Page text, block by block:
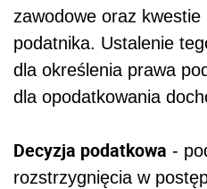
zawodowe oraz
podatnika. Ustalenie
dla określenia prawa
dla opodatkowania
Decyzja podatkowa -
rozstrzygnięcia w